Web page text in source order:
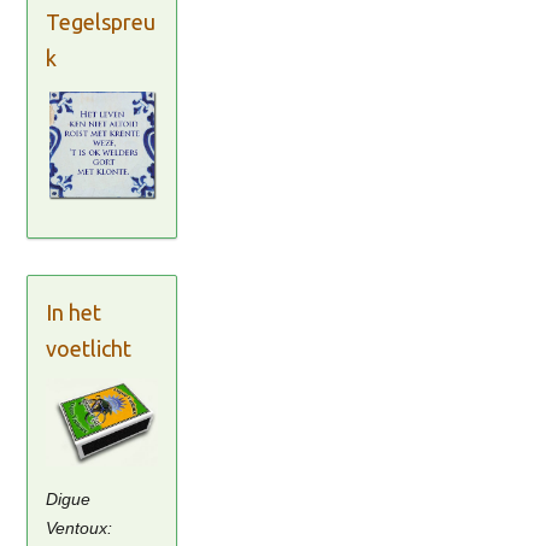
Tegelspreu
k
In het
voetlicht
Digue
Ventoux: